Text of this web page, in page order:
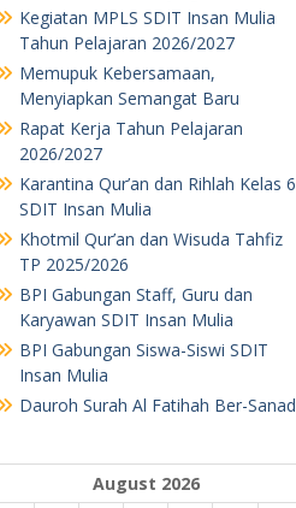
Kegiatan MPLS SDIT Insan Mulia
Tahun Pelajaran 2026/2027
Memupuk Kebersamaan,
Menyiapkan Semangat Baru
Rapat Kerja Tahun Pelajaran
2026/2027
Karantina Qur’an dan Rihlah Kelas 6
SDIT Insan Mulia
Khotmil Qur’an dan Wisuda Tahfiz
TP 2025/2026
BPI Gabungan Staff, Guru dan
Karyawan SDIT Insan Mulia
BPI Gabungan Siswa-Siswi SDIT
Insan Mulia
Dauroh Surah Al Fatihah Ber-Sanad
August 2026